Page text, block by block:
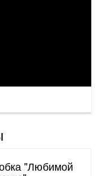
"Любимой